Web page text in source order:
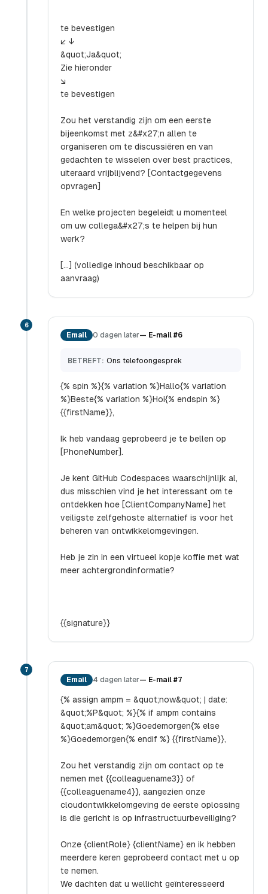
te bevestigen
↙ ↓
&quot;Ja&quot;
Zie hieronder
↘
te bevestigen
Zou het verstandig zijn om een eerste
bijeenkomst met z&#x27;n allen te
organiseren om te discussiëren en van
gedachten te wisselen over best practices,
uiteraard vrijblijvend? [Contactgegevens
opvragen]
En welke projecten begeleidt u momenteel
om uw collega&#x27;s te helpen bij hun
werk?
[...] (volledige inhoud beschikbaar op
aanvraag)
6
Email 0 dagen later— E-mail #6
BETREFT: Ons telefoongesprek
{% spin %}{% variation %}Hallo{% variation
%}Beste{% variation %}Hoi{% endspin %}
{{firstName}},
Ik heb vandaag geprobeerd je te bellen op
[PhoneNumber].
Je kent GitHub Codespaces waarschijnlijk al,
dus misschien vind je het interessant om te
ontdekken hoe [ClientCompanyName] het
veiligste zelfgehoste alternatief is voor het
beheren van ontwikkelomgevingen.
Heb je zin in een virtueel kopje koffie met wat
meer achtergrondinformatie?
{{signature}}
7
Email 4 dagen later— E-mail #7
{% assign ampm = &quot;now&quot; | date:
&quot;%P&quot; %}{% if ampm contains
&quot;am&quot; %}Goedemorgen{% else
%}Goedemorgen{% endif %} {{firstName}},
Zou het verstandig zijn om contact op te
nemen met {{colleaguename3}} of
{{colleaguename4}}, aangezien onze
cloudontwikkelomgeving de eerste oplossing
is die gericht is op infrastructuurbeveiliging?
Onze {clientRole} {clientName} en ik hebben
meerdere keren geprobeerd contact met u op
te nemen.
We dachten dat u wellicht geïnteresseerd